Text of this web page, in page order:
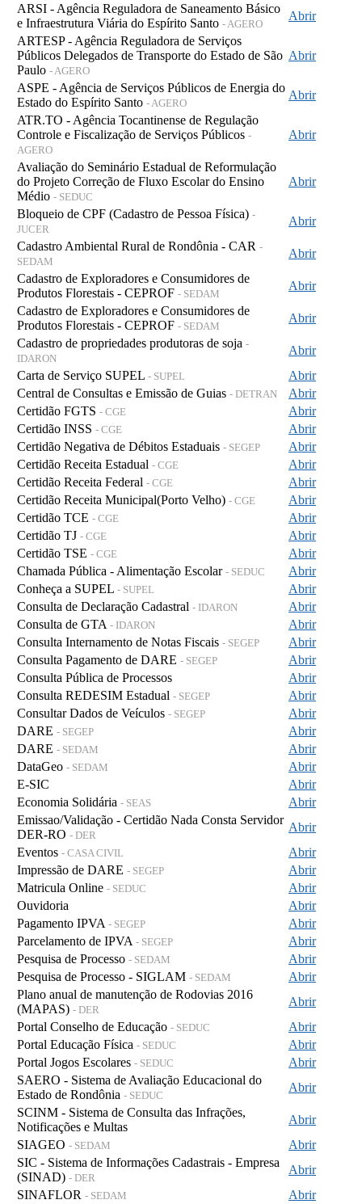
ARSI - Agência Reguladora de Saneamento Básico
e Infraestrutura Viária do Espírito Santo - AGERO
Abrir
ARTESP - Agência Reguladora de Serviços
Públicos Delegados de Transporte do Estado de São
Paulo - AGERO
Abrir
ASPE - Agência de Serviços Públicos de Energia do
Estado do Espírito Santo - AGERO
Abrir
ATR.TO - Agência Tocantinense de Regulação
Controle e Fiscalização de Serviços Públicos -
AGERO
Abrir
Avaliação do Seminário Estadual de Reformulação
do Projeto Correção de Fluxo Escolar do Ensino
Médio - SEDUC
Abrir
Bloqueio de CPF (Cadastro de Pessoa Física) -
JUCER
Abrir
Cadastro Ambiental Rural de Rondônia - CAR -
SEDAM
Abrir
Cadastro de Exploradores e Consumidores de
Produtos Florestais - CEPROF - SEDAM
Abrir
Cadastro de Exploradores e Consumidores de
Produtos Florestais - CEPROF - SEDAM
Abrir
Cadastro de propriedades produtoras de soja -
IDARON
Abrir
Carta de Serviço SUPEL - SUPEL
Abrir
Central de Consultas e Emissão de Guias - DETRAN
Abrir
Certidão FGTS - CGE
Abrir
Certidão INSS - CGE
Abrir
Certidão Negativa de Débitos Estaduais - SEGEP
Abrir
Certidão Receita Estadual - CGE
Abrir
Certidão Receita Federal - CGE
Abrir
Certidão Receita Municipal(Porto Velho) - CGE
Abrir
Certidão TCE - CGE
Abrir
Certidão TJ - CGE
Abrir
Certidão TSE - CGE
Abrir
Chamada Pública - Alimentação Escolar - SEDUC
Abrir
Conheça a SUPEL - SUPEL
Abrir
Consulta de Declaração Cadastral - IDARON
Abrir
Consulta de GTA - IDARON
Abrir
Consulta Internamento de Notas Fiscais - SEGEP
Abrir
Consulta Pagamento de DARE - SEGEP
Abrir
Consulta Pública de Processos
Abrir
Consulta REDESIM Estadual - SEGEP
Abrir
Consultar Dados de Veículos - SEGEP
Abrir
DARE - SEGEP
Abrir
DARE - SEDAM
Abrir
DataGeo - SEDAM
Abrir
E-SIC
Abrir
Economia Solidária - SEAS
Abrir
Emissao/Validação - Certidão Nada Consta Servidor
DER-RO - DER
Abrir
Eventos - CASA CIVIL
Abrir
Impressão de DARE - SEGEP
Abrir
Matricula Online - SEDUC
Abrir
Ouvidoria
Abrir
Pagamento IPVA - SEGEP
Abrir
Parcelamento de IPVA - SEGEP
Abrir
Pesquisa de Processo - SEDAM
Abrir
Pesquisa de Processo - SIGLAM - SEDAM
Abrir
Plano anual de manutenção de Rodovias 2016
(MAPAS) - DER
Abrir
Portal Conselho de Educação - SEDUC
Abrir
Portal Educação Física - SEDUC
Abrir
Portal Jogos Escolares - SEDUC
Abrir
SAERO - Sistema de Avaliação Educacional do
Estado de Rondônia - SEDUC
Abrir
SCINM - Sistema de Consulta das Infrações,
Notificações e Multas
Abrir
SIAGEO - SEDAM
Abrir
SIC - Sistema de Informações Cadastrais - Empresa
(SINAD) - DER
Abrir
SINAFLOR - SEDAM
Abrir